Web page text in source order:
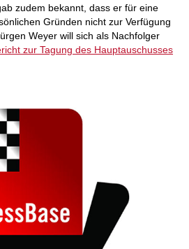
zudem bekannt, dass er für eine
Gründen nicht zur Verfügung
Weyer will sich als Nachfolger
zur Tagung des Hauptauschusses